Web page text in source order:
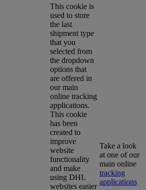
This cookie is
used to store
the last
shipment type
that you
selected from
the dropdown
options that
are offered in
our main
online tracking
applications.
This cookie
has been
created to
improve
website
functionality
and make
using DHL
websites easier
Take a look
at one of our
main online
tracking
applications